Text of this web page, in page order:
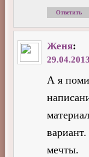
Ответить
Женя:
А я
мечты.